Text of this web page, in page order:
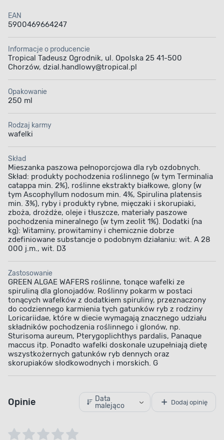
EAN
5900469664247
Informacje o producencie
Tropical Tadeusz Ogrodnik, ul. Opolska 25 41-500
Chorzów, dzial.handlowy@tropical.pl
Opakowanie
250 ml
Rodzaj karmy
wafelki
Skład
Mieszanka paszowa pełnoporcjowa dla ryb ozdobnych.
Skład: produkty pochodzenia roślinnego (w tym Terminalia
catappa min. 2%), roślinne ekstrakty białkowe, glony (w
tym Ascophyllum nodosum min. 4%, Spirulina platensis
min. 3%), ryby i produkty rybne, mięczaki i skorupiaki,
zboża, drożdże, oleje i tłuszcze, materiały paszowe
pochodzenia mineralnego (w tym zeolit 1%). Dodatki (na
kg): Witaminy, prowitaminy i chemicznie dobrze
zdefiniowane substancje o podobnym działaniu: wit. A 28
000 j.m., wit. D3
Zastosowanie
GREEN ALGAE WAFERS roślinne, tonące wafelki ze
spiruliną dla glonojadów. Roślinny pokarm w postaci
tonących wafelków z dodatkiem spiruliny, przeznaczony
do codziennego karmienia tych gatunków ryb z rodziny
Loricariidae, które w diecie wymagają znacznego udziału
składników pochodzenia roślinnego i glonów, np.
Sturisoma aureum, Pterygoplichthys pardalis, Panaque
maccus itp. Ponadto wafelki doskonale uzupełniają dietę
wszystkożernych gatunków ryb dennych oraz
skorupiaków słodkowodnych i morskich. G
Opinie
Data
malejąco
Dodaj opinię